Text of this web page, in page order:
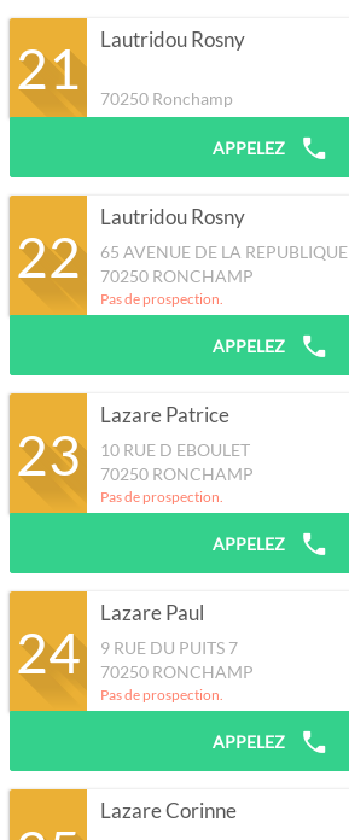
21 Lautridou Rosny
70250 Ronchamp
APPELEZ
22
Lautridou Rosny
65 AVENUE DE LA REPUBLIQUE
70250 RONCHAMP
Pas de prospection.
APPELEZ
23
Lazare Patrice
10 RUE D EBOULET
70250 RONCHAMP
Pas de prospection.
APPELEZ
24
Lazare Paul
9 RUE DU PUITS 7
70250 RONCHAMP
Pas de prospection.
APPELEZ
Lazare Corinne